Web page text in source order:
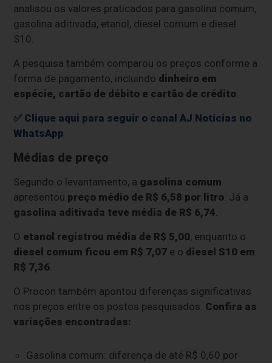
analisou os valores praticados para gasolina comum,
gasolina aditivada, etanol, diesel comum e diesel
S10.
A pesquisa também comparou os preços conforme a
forma de pagamento, incluindo dinheiro em
espécie, cartão de débito e cartão de crédito
✅ Clique aqui para seguir o canal AJ Notícias no
WhatsApp
Médias de preço
Segundo o levantamento, a gasolina comum
apresentou preço médio de R$ 6,58 por litro . Já a
gasolina aditivada teve média de R$ 6,74
O etanol registrou média de R$ 5,00, enquanto o
diesel comum ficou em R$ 7,07 e o diesel S10 em
R$ 7,36
O Procon também apontou diferenças significativas
nos preços entre os postos pesquisados. Confira as
variações encontradas:
Gasolina comum: diferença de até R$ 0,60 por